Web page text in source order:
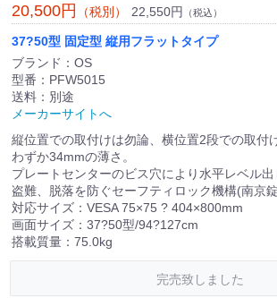
20,500円 （税別） 22,550円 （税込）
37?50型 固定型 縦用フラットタイプ
ブランド：OS
型番：PFW5015
送料：別途
メーカーサイトへ
縦位置での取付けは勿論、横位置2段での取付
わずか34mmの薄さ。
プレートセンターのビス穴により水平レベル出
盗難、脱落を防ぐセーフティロック機構(南京
対応サイズ：VESA 75×75 ? 404×800mm
画面サイズ：37?50型/94?127cm
搭載質量：75.0kg
完売致しました